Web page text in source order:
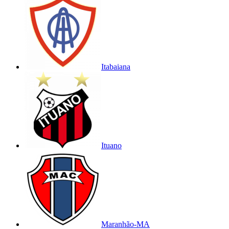
Itabaiana
Ituano
Maranhão-MA